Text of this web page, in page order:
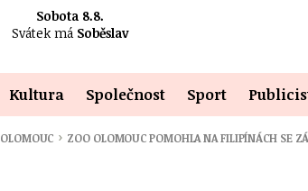
Sobota 8.8.
Svátek má Soběslav
Kultura Společnost Sport
OLOMOUC › ZOO OLOMOUC POMOHLA NA FILIPÍNÁCH SE